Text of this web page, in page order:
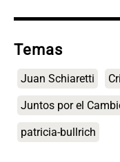
Temas
Juan Schiaretti
Juntos por el
patricia-bullrich